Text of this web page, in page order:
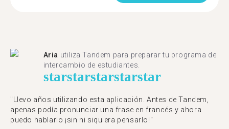
Aria utiliza Tandem para preparar tu programa de
intercambio de estudiantes.
starstarstarstarstar
"Llevo años utilizando esta aplicación. Antes de Tandem,
apenas podía pronunciar una frase en francés y ahora
puedo hablarlo ¡sin ni siquiera pensarlo!"